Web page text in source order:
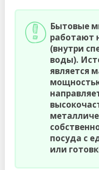
Бытовые
работают
(внутри
воды).
является
посуда с
или